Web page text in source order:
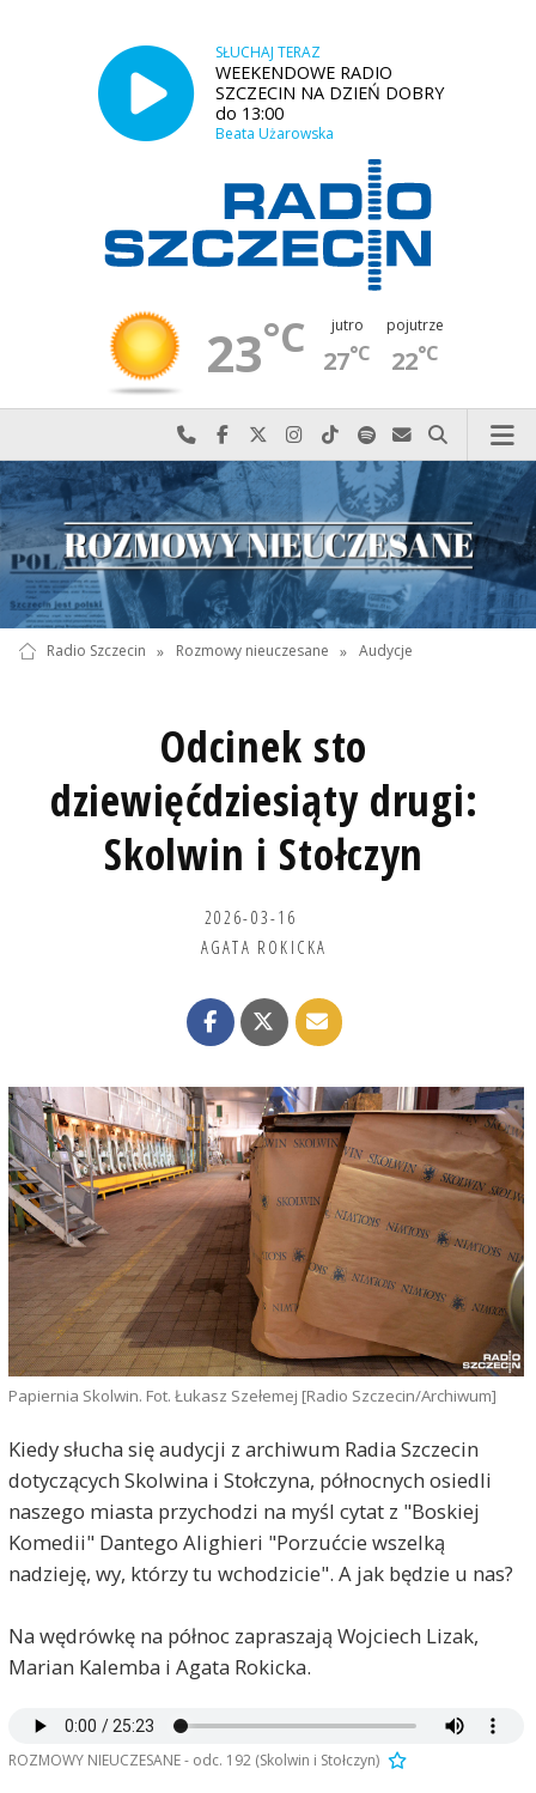
SŁUCHAJ TERAZ
WEEKENDOWE RADIO
SZCZECIN NA DZIEŃ DOBRY
do 13:00
Beata Użarowska
23°C jutro
27°C
pojutrze
22°C
Najlepiej po prostu do nas zadzwoń
Odwiedź nas na Facebook-u
Odwiedź nas na X
Odwiedź nas na Instagram-ie
Odwiedź nas na TikTok-u
Szukaj nas na Spotify
Wyślij do nas
Szukaj
Radio Szczecin » Rozmowy nieuczesane » Audycje
Odcinek sto
dziewięćdziesiąty drugi:
Skolwin i Stołczyn
2026-03-16
AGATA ROKICKA
Papiernia Skolwin. Fot. Łukasz Szełemej [Radio Szczecin/Archiwum]
Kiedy słucha się audycji z archiwum Radia Szczecin
dotyczących Skolwina i Stołczyna, północnych osiedli
naszego miasta przychodzi na myśl cytat z "Boskiej
Komedii" Dantego Alighieri "Porzućcie wszelką
nadzieję, wy, którzy tu wchodzicie". A jak będzie u nas?
Na wędrówkę na północ zapraszają Wojciech Lizak,
Marian Kalemba i Agata Rokicka.
ROZMOWY NIEUCZESANE - odc. 192 (Skolwin i Stołczyn)